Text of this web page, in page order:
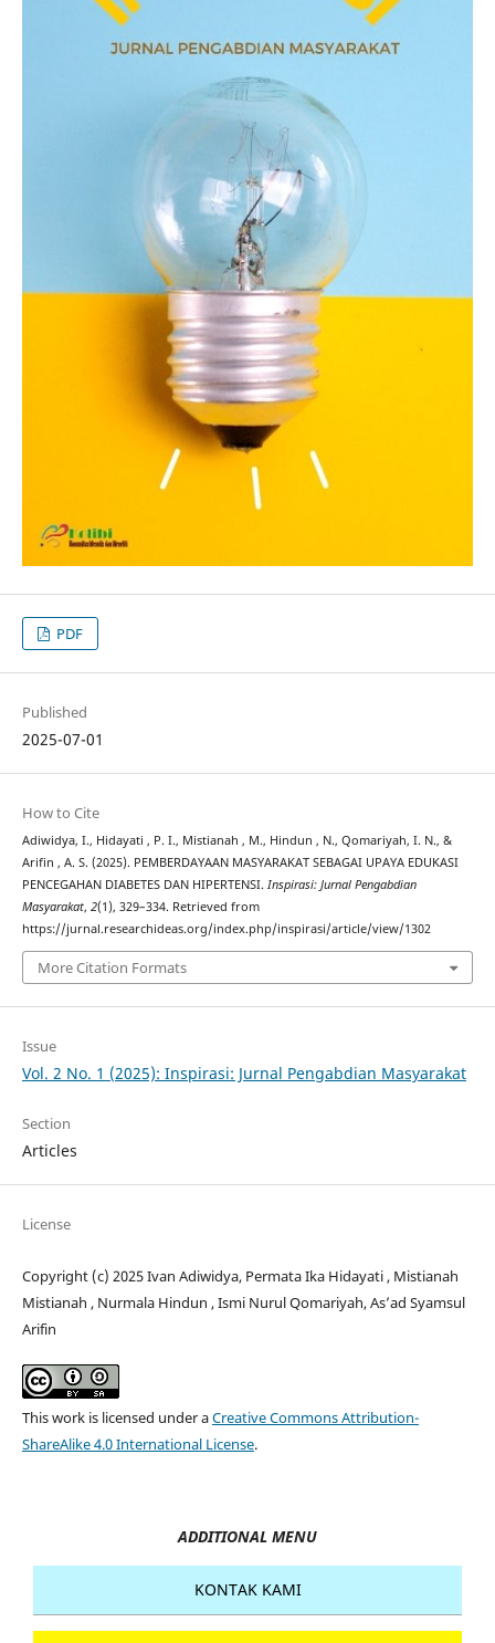
PDF
Published
2025-07-01
How to Cite
Adiwidya, I., Hidayati , P. I., Mistianah , M., Hindun , N., Qomariyah, I. N., &
Arifin , A. S. (2025). PEMBERDAYAAN MASYARAKAT SEBAGAI UPAYA EDUKASI
PENCEGAHAN DIABETES DAN HIPERTENSI. Inspirasi: Jurnal Pengabdian
Masyarakat, 2(1), 329–334. Retrieved from
https://jurnal.researchideas.org/index.php/inspirasi/article/view/1302
More Citation Formats
Issue
Vol. 2 No. 1 (2025): Inspirasi: Jurnal Pengabdian Masyarakat
Section
Articles
License
Copyright (c) 2025 Ivan Adiwidya, Permata Ika Hidayati , Mistianah
Mistianah , Nurmala Hindun , Ismi Nurul Qomariyah, As’ad Syamsul
Arifin
This work is licensed under aCreative Commons Attribution-
ShareAlike 4.0 International License.
ADDITIONAL MENU
KONTAK KAMI